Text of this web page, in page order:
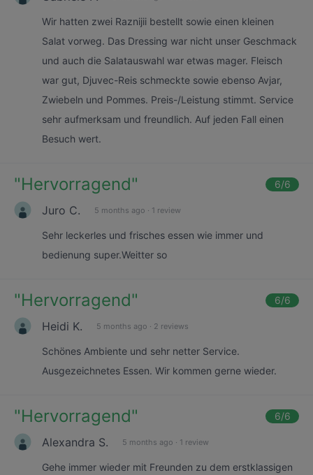
Wir hatten zwei Raznijii bestellt sowie einen kleinen
Salat vorweg. Das Dressing war nicht unser Geschmack
und auch die Salatauswahl war etwas mager. Fleisch
war gut, Djuvec-Reis schmeckte sowie ebenso Avjar,
Zwiebeln und Pommes. Preis-/Leistung stimmt. Service
sehr aufmerksam und freundlich. Auf jeden Fall einen
Besuch wert.
"Hervorragend" 6/6
Juro C. 5 months ago · 1 review
Sehr leckerles und frisches essen wie immer und
bedienung super.Weitter so
"Hervorragend" 6/6
Heidi K. 5 months ago · 2 reviews
Schönes Ambiente und sehr netter Service.
Ausgezeichnetes Essen. Wir kommen gerne wieder.
"Hervorragend" 6/6
Alexandra S. 5 months ago · 1 review
Gehe immer wieder mit Freunden zu dem erstklassigen